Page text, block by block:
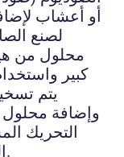
أو أعشاب
لصنع
محلول من
كبير
يتم
وإضافة محلول
التحريك
العطرية أو الأعشاب حسب الرغبة.